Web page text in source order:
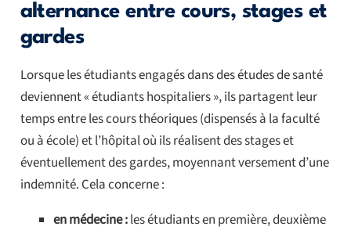
alternance entre cours, stages et
gardes
Lorsque les étudiants engagés dans des études de santé
deviennent « étudiants hospitaliers », ils partagent leur
temps entre les cours théoriques (dispensés à la faculté
ou à école) et l’hôpital où ils réalisent des stages et
éventuellement des gardes, moyennant versement d’une
indemnité. Cela concerne :
en médecine :les étudiants en première, deuxième